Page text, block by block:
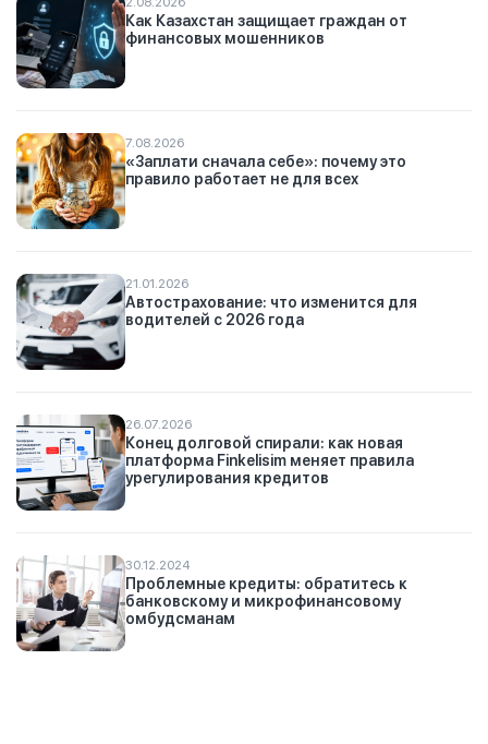
Как Казахстан защищает граждан от
финансовых мошенников
7.08.2026
«Заплати сначала себе»: почему это
правило работает не для всех
21.01.2026
Автострахование: что изменится для
водителей с 2026 года
26.07.2026
Конец долговой спирали: как новая
платформа Finkelisim меняет правила
урегулирования кредитов
30.12.2024
Проблемные кредиты: обратитесь к
банковскому и микрофинансовому
омбудсманам